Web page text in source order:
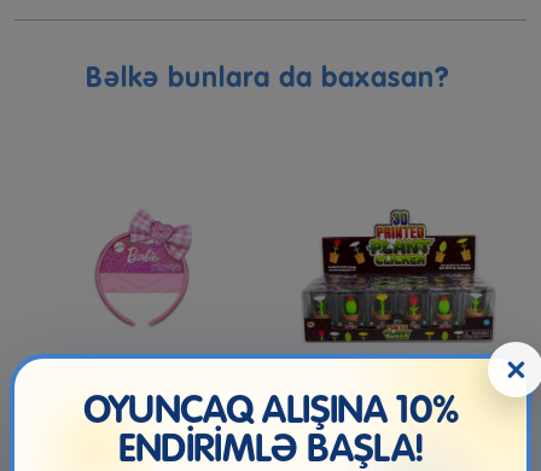
Bəlkə bunlara da baxasan?
BARBIE HAIRBAND WITH
BOW
3D PRINTED PLANT
CLICKER ASSORTED
×
OYUNCAQ ALIŞINA 10%
ENDİRİMLƏ BAŞLA!